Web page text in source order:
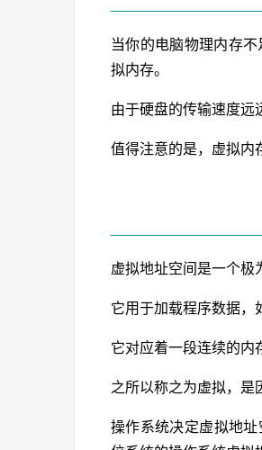
当你的电脑物理内存
拟内存。
由于硬盘的传输速度远
值得注意的是，虚拟内
虚拟地址空间是一个极
它用于加载程序数据，
它对应着一段连续的内
之所以称之为虚拟，是
操作系统决定虚拟地